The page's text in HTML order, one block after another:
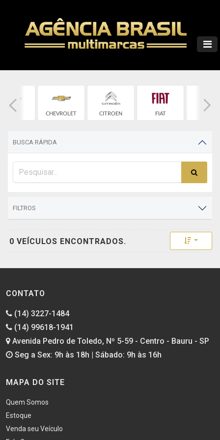
CHERY CHEVROLET CITROEN FIAT
BUSCA RÁPIDA
FILTROS
0 VEÍCULOS ENCONTRADOS. Toggle
CONTATO
(14) 3227-1484
(14) 99618-1941
Avenida Pedro de Toledo, Nº 5-59 - Centro - Bauru - SP
Seg a Sex: 9h às 18h | Sábado: 9h às 16h
MAPA DO SITE
Quem Somos
Estoque
Venda seu Veículo